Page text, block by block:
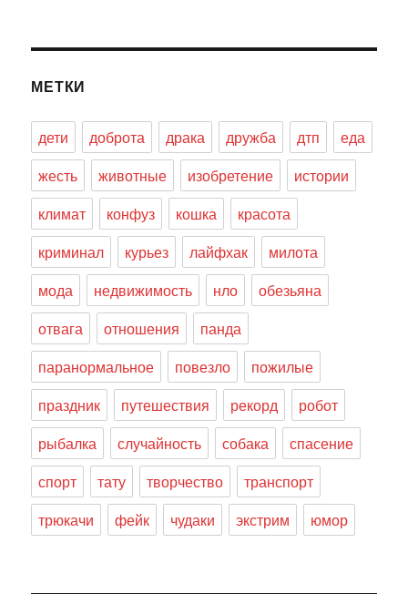
МЕТКИ
дети доброта драка дружба дтп
еда
жесть
животные изобретение
истории
климат
конфуз кошка
красота
криминал
курьез лайфхак
милота
мода
недвижимость нло
обезьяна
отвага
отношения
панда
паранормальное
повезло
пожилые
праздник
путешествия рекорд
робот
рыбалка
случайность собака
спасение
спорт
тату творчество
транспорт
трюкачи
фейк чудаки экстрим юмор